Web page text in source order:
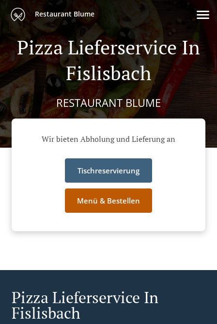
Restaurant Blume
Pizza Lieferservice In
Fislisbach
RESTAURANT BLUME
Wir bieten Abholung und Lieferung an
Tischreservierung
Menü & Bestellen
Pizza Lieferservice In
Fislisbach